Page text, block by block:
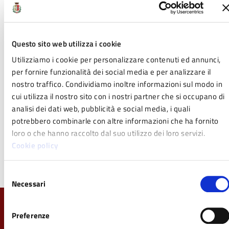
Questo sito web utilizza i cookie
Utilizziamo i cookie per personalizzare contenuti ed annunci,
per fornire funzionalità dei social media e per analizzare il
nostro traffico. Condividiamo inoltre informazioni sul modo in
cui utilizza il nostro sito con i nostri partner che si occupano di
analisi dei dati web, pubblicità e social media, i quali
potrebbero combinarle con altre informazioni che ha fornito
loro o che hanno raccolto dal suo utilizzo dei loro servizi.
Cookie policy
delNecessari
Preferenze
imag1004 rid.jpg
Quanto sono chiare le informazioni su questa